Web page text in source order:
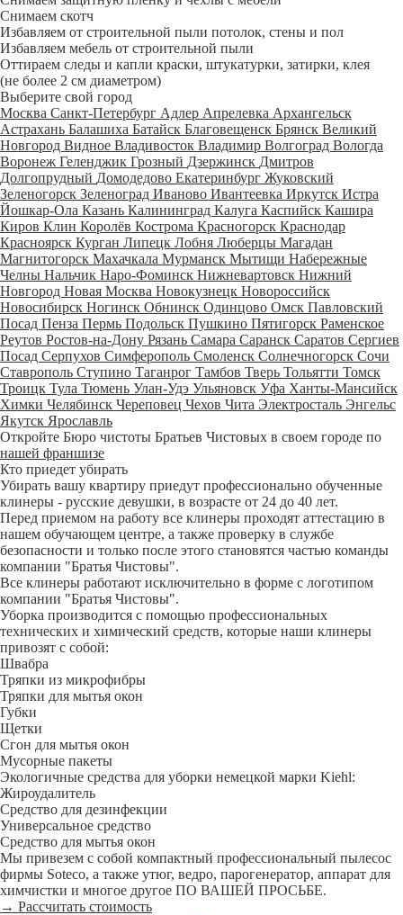
Снимаем скотч
Избавляем от строительной пыли потолок, стены и пол
Избавляем мебель от строительной пыли
Оттираем следы и капли краски, штукатурки, затирки, клея
(не более 2 см диаметром)
Выберите свой город
Москва Санкт-Петербург Адлер Апрелевка Архангельск
Астрахань Балашиха Батайск Благовещенск Брянск Великий
Новгород Видное Владивосток Владимир Волгоград Вологда
Воронеж Геленджик Грозный Дзержинск Дмитров
Долгопрудный Домодедово Екатеринбург Жуковский
Зеленогорск Зеленоград Иваново Ивантеевка Иркутск Истра
Йошкар-Ола Казань Калининград Калуга Каспийск Кашира
Киров Клин Королёв Кострома Красногорск Краснодар
Красноярск Курган Липецк Лобня Люберцы Магадан
Магнитогорск Махачкала Мурманск Мытищи Набережные
Челны Нальчик Наро-Фоминск Нижневартовск Нижний
Новгород Новая Москва Новокузнецк Новороссийск
Новосибирск Ногинск Обнинск Одинцово Омск Павловский
Посад Пенза Пермь Подольск Пушкино Пятигорск Раменское
Реутов Ростов-на-Дону Рязань Самара Саранск Саратов Сергиев
Посад Серпухов Симферополь Смоленск Солнечногорск Сочи
Ставрополь Ступино Таганрог Тамбов Тверь Тольятти Томск
Троицк Тула Тюмень Улан-Удэ Ульяновск Уфа Ханты-Мансийск
Химки Челябинск Череповец Чехов Чита Электросталь Энгельс
Якутск Ярославль
Откройте Бюро чистоты Братьев Чистовых в своем городе по
нашей франшизе
Кто приедет убирать
Убирать вашу квартиру приедут профессионально обученные
клинеры - русские девушки, в возрасте от 24 до 40 лет.
Перед приемом на работу все клинеры проходят аттестацию в
нашем обучающем центре, а также проверку в службе
безопасности и только после этого становятся частью команды
компании "Братья Чистовы".
Все клинеры работают исключительно в форме с логотипом
компании "Братья Чистовы".
Уборка производится с помощью профессиональных
технических и химический средств, которые наши клинеры
привозят с собой:
Швабра
Тряпки из микрофибры
Тряпки для мытья окон
Губки
Щетки
Сгон для мытья окон
Мусорные пакеты
Экологичные средства для уборки немецкой марки Kiehl:
Жироудалитель
Средство для дезинфекции
Универсальное средство
Средство для мытья окон
Мы привезем с собой компактный профессиональный пылесос
фирмы Soteco, а также утюг, ведро, парогенератор, аппарат для
химчистки и многое другое ПО ВАШЕЙ ПРОСЬБЕ.
→ Рассчитать стоимость